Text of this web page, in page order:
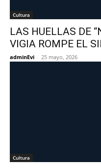
Cultura
LAS HUELLAS DE
VIGIA ROMPE EL
adminEvi - 25 mayo, 2026
Cultura